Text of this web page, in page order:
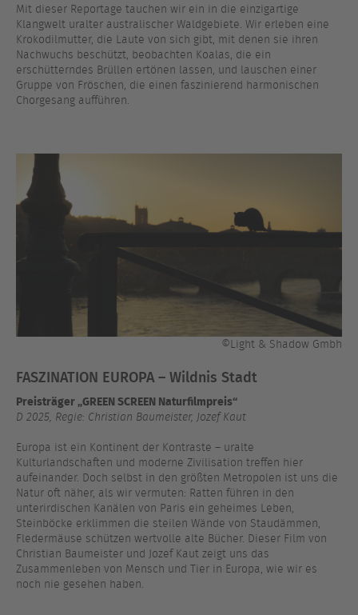
Mit dieser Reportage tauchen wir ein in die einzigartige
Klangwelt uralter australischer Waldgebiete. Wir erleben eine
Krokodilmutter, die Laute von sich gibt, mit denen sie ihren
Nachwuchs beschützt, beobachten Koalas, die ein
erschütterndes Brüllen ertönen lassen, und lauschen einer
Gruppe von Fröschen, die einen faszinierend harmonischen
Chorgesang aufführen.
©Light & Shadow Gmbh
FASZINATION EUROPA – Wildnis Stadt
Preisträger „GREEN SCREEN Naturfilmpreis“
D 2025, Regie: Christian Baumeister, Jozef Kaut
Europa ist ein Kontinent der Kontraste – uralte
Kulturlandschaften und moderne Zivilisation treffen hier
aufeinander. Doch selbst in den größten Metropolen ist uns die
Natur oft näher, als wir vermuten: Ratten führen in den
unterirdischen Kanälen von Paris ein geheimes Leben,
Steinböcke erklimmen die steilen Wände von Staudämmen,
Fledermäuse schützen wertvolle alte Bücher. Dieser Film von
Christian Baumeister und Jozef Kaut zeigt uns das
Zusammenleben von Mensch und Tier in Europa, wie wir es
noch nie gesehen haben.